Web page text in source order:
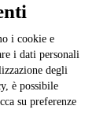
i cookie e
i dati personali
degli
è possibile
su preferenze